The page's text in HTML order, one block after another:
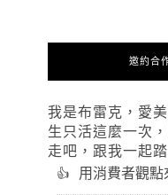
邀約合
我是布雷克，愛
生只活這麼一次
走吧，跟我一起
用消費者觀